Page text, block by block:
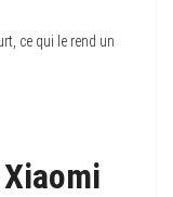
ce qui le rend un